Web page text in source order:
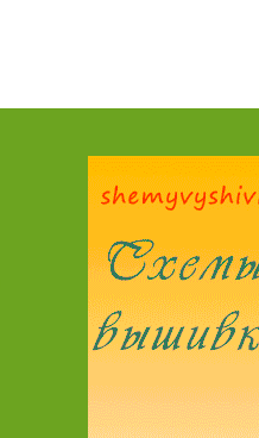
Пирог рыбный (с брюшками семги)